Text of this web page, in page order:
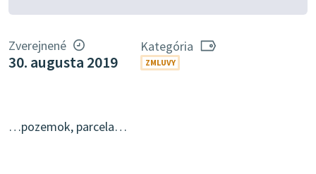
Zverejnené
30. augusta 2019
Kategória
ZMLUVY
…pozemok, parcela…